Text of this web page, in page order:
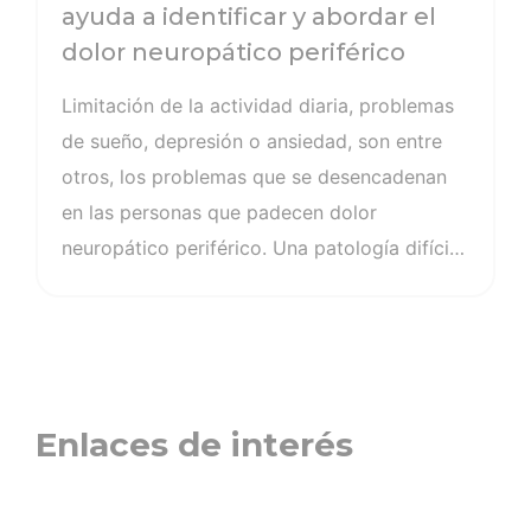
ayuda a identificar y abordar el
dolor neuropático periférico
Limitación de la actividad diaria, problemas
de sueño, depresión o ansiedad, son entre
otros, los problemas que se desencadenan
en las personas que padecen dolor
neuropático periférico. Una patología difícil
complejidad y características clínicas del
dolor neuropático periférico hacen difícil su
Enlaces de interés